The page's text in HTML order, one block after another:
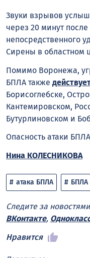
Звуки взрывов
через 20 минут
непосредственного
Сирены в областном
Помимо Воронежа,
БПЛА также
Борисоглебске,
Кантемировском,
Бутурлиновском и
Опасность атаки
Нина КОЛЕСНИКОВА
атака БПЛА БПЛА
Следите за
ВКонтакте,
Нравится